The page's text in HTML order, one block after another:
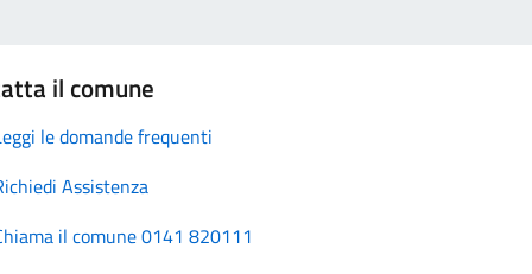
il comune
le domande frequenti
Assistenza
il comune 0141 820111